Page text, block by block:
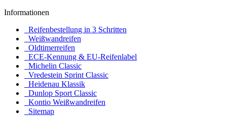
Informationen
Reifenbestellung in 3 Schritten
Weißwandreifen
Oldtimerreifen
ECE-Kennung & EU-Reifenlabel
Michelin Classic
Vredestein Sprint Classic
Heidenau Klassik
Dunlop Sport Classic
Kontio Weißwandreifen
Sitemap